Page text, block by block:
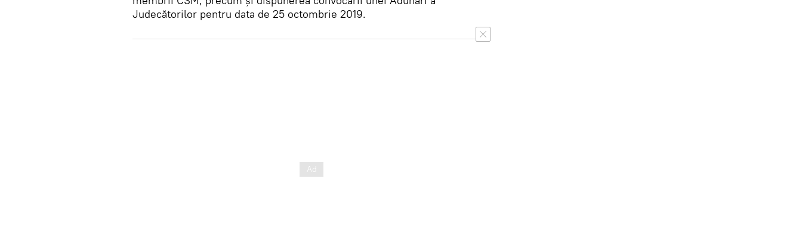
Judecătorilor pentru data de 25 octombrie 2019.